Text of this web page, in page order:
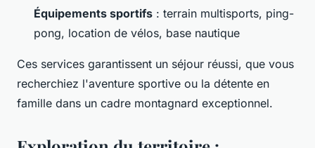
Équipements sportifs : terrain multisports, ping-
pong, location de vélos, base nautique
Ces services garantissent un séjour réussi, que vous
recherchiez l'aventure sportive ou la détente en
famille dans un cadre montagnard exceptionnel.